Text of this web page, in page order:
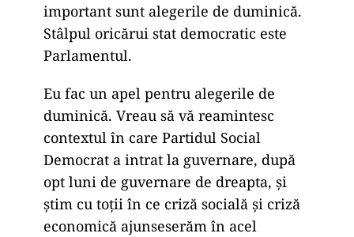
important sunt alegerile de duminică.
Stâlpul oricărui stat democratic este
Parlamentul.
Eu fac un apel pentru alegerile de
duminică. Vreau să vă reamintesc
contextul în care Partidul Social
Democrat a intrat la guvernare, după
opt luni de guvernare de dreapta, și
știm cu toții în ce criză socială și criză
economică ajunseserăm în acel